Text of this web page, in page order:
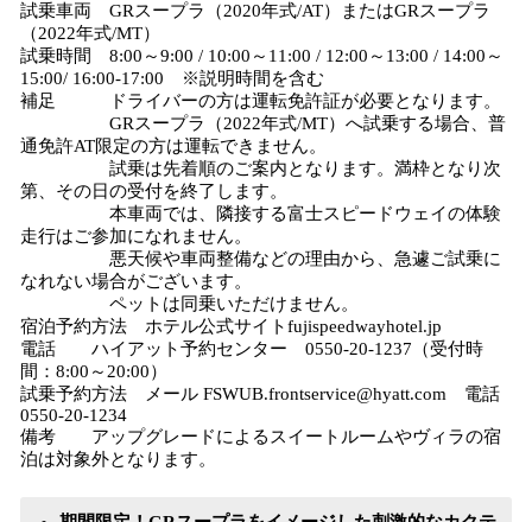
試乗車両 GRスープラ（2020年式/AT）またはGRスープラ
（2022年式/MT）
試乗時間 8:00～9:00 / 10:00～11:00 / 12:00～13:00 / 14:00～
15:00/ 16:00-17:00 ※説明時間を含む
補足 ドライバーの方は運転免許証が必要となります。
GRスープラ（2022年式/MT）へ試乗する場合、普
通免許AT限定の方は運転できません。
試乗は先着順のご案内となります。満枠となり次
第、その日の受付を終了します。
本車両では、隣接する富士スピードウェイの体験
走行はご参加になれません。
悪天候や車両整備などの理由から、急遽ご試乗に
なれない場合がございます。
ペットは同乗いただけません。
宿泊予約方法 ホテル公式サイトfujispeedwayhotel.jp
電話 ハイアット予約センター 0550-20-1237（受付時
間：8:00～20:00）
試乗予約方法 メール FSWUB.frontservice@hyatt.com 電話
0550-20-1234
備考 アップグレードによるスイートルームやヴィラの宿
泊は対象外となります。